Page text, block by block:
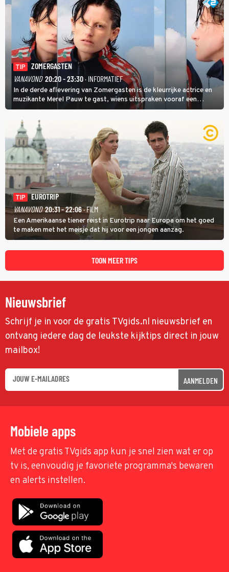
TIP
ZOMERGASTEN
VANAVOND 20:20 - 23:30· INFORMATIEF
In de derde aflevering van Zomergasten is de kleurrijke actrice en
muzikante Merel Pauw te gast, wiens uitspraken vooraf een
boeiende avond beloven: 'Mijn ideale televisieavond is zoals mijn
identiteit: grenzeloos, absurd en vol angsten'.
TIP
EUROTRIP
VANAVOND 20:31 - 22:06· FILM
Een Amerikaanse tiener reist in Eurotrip naar Europa om het goed
te maken met het meisje dat hij voor een jongen aanzag.
TOON MEER TIPS
Nieuwsbrief
Schrijf je in voor de gratis TVgids.nl nieuwsbrief en
ontvang iedere dag de leukste kijktips direct in jouw
mailbox!
AANMELDEN
Mobiele apps
Met de gratis TVgids app kun je snel zien wat er op
tv is, eenvoudig je favoriete programma's bewaren
en alerts instellen.